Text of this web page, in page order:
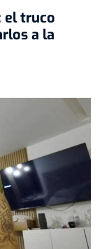
el truco
a la